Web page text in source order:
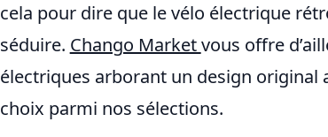
cela pour dire que le vélo électrique
séduire. Chango Marketvous offre
électriques arborant un design
choix parmi nos sélections.